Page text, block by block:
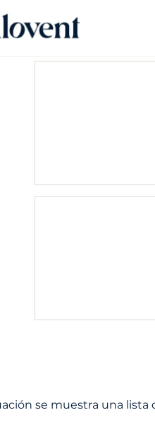
se muestra una